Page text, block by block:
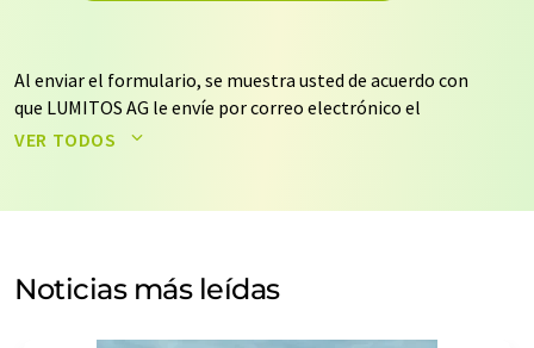
Al enviar el formulario, se muestra usted de acuerdo con
que LUMITOS AG le envíe por correo electrónico el
boletín o boletines seleccionados anteriormente. Sus
de nuestrapolítica de protección de datos. LUMITOS
electrónico a efectos publicitarios o de investigación de
mercado y opinión. Puede revocar en todo momento su
VER TODOS
Noticias más leídas